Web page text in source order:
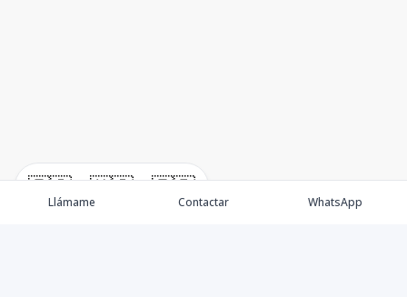
🇪🇸 🇺🇸 🇫🇷
Llámame Contactar WhatsApp